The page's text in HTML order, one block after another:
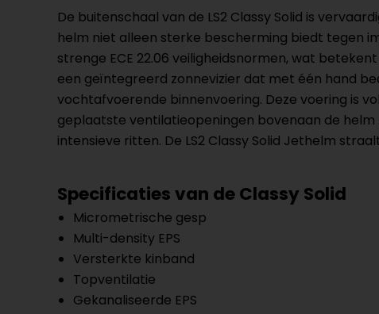
De buitenschaal van de LS2 Classy Solid is
helm niet alleen sterke bescherming biedt tegen
strenge ECE 22.06 veiligheidsnormen, wat
een geïntegreerd zonnevizier dat met één hand
vochtafvoerende binnenvoering. Deze voering is
geplaatste ventilatieopeningen bovenaan de
intensieve ritten. De LS2 Classy Solid Jethelm
Specificaties van de Classy Solid
Micrometrische gesp
Multi-density EPS
Versterkte kinband
Topventilatie
Gekanaliseerde EPS